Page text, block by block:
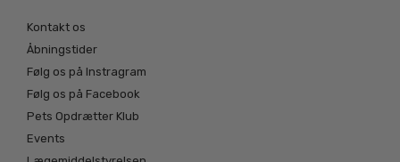
Kontakt os
Åbningstider
Følg os på Instragram
Følg os på Facebook
Pets Opdrætter Klub
Events